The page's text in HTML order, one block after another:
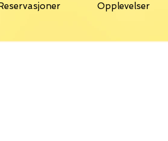
Opplevelser